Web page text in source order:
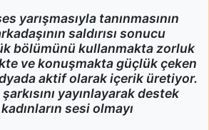
yarışmasıyla tanınmasının
saldırısı sonucu
bölümünü kullanmakta zorluk
ve konuşmakta güçlük çeken
aktif olarak içerik üretiyor.
yayınlayarak destek
sesi olmayı